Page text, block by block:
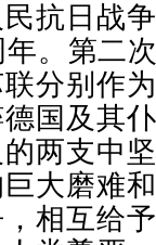
抗日战
。第二
分别作
国及其
两支中
大磨难
相互给